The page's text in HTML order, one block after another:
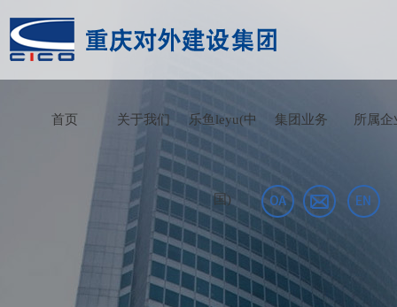
首页 关于我们 乐鱼leyu(中
国)
集团业务 所属企